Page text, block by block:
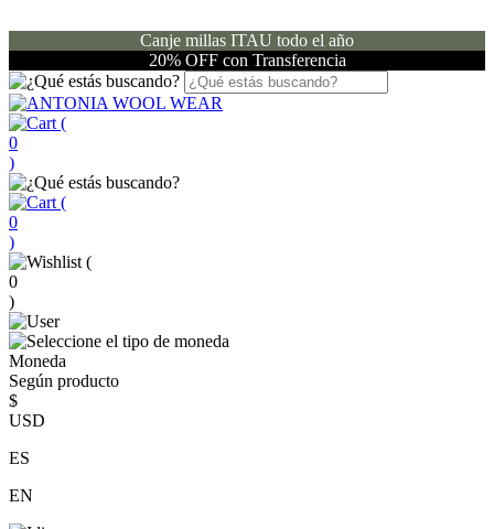
Canje millas ITAU todo el año
20% OFF con Transferencia
(
0
)
(
0
)
(
0
)
Moneda
Según producto
$
USD
ES
EN